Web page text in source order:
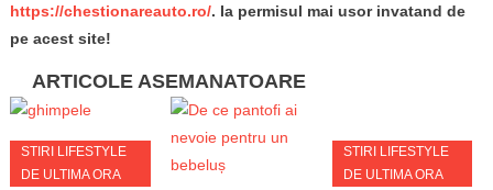
https://chestionareauto.ro/. Ia permisul mai usor invatand de
pe acest site!
ARTICOLE ASEMANATOARE
STIRI LIFESTYLE
DE ULTIMA ORA
STIRI LIFESTYLE
DE ULTIMA ORA